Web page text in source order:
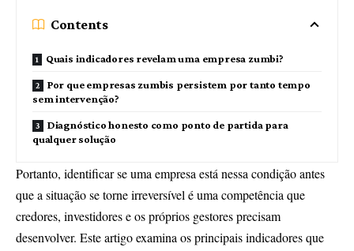
Contents
Quais indicadores revelam uma empresa zumbi?
Por que empresas zumbis persistem por tanto tempo
sem intervenção?
Diagnóstico honesto como ponto de partida para
qualquer solução
Portanto, identificar se uma empresa está nessa condição antes
que a situação se torne irreversível é uma competência que
credores, investidores e os próprios gestores precisam
desenvolver. Este artigo examina os principais indicadores que